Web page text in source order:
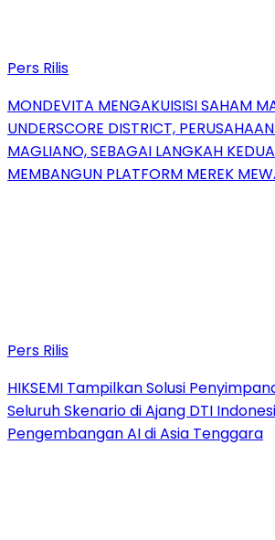
Pers Rilis
MONDEVITA MENGAKUISISI SAHAM
UNDERSCORE DISTRICT,
MAGLIANO, SEBAGAI LANGKAH
MEMBANGUN PLATFORM MEREK
Pers Rilis
HIKSEMI Tampilkan Solusi
Seluruh Skenario di Ajang DTI
Pengembangan AI di Asia Tenggara